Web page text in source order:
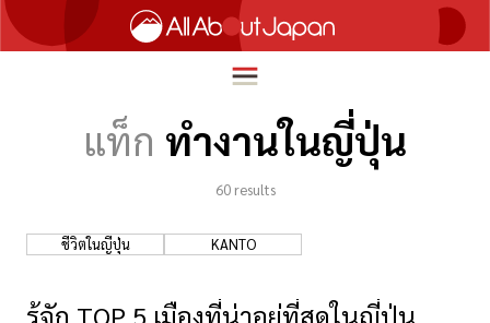
ท่องเที่ยว
แท็ก ทำงานในญี่ปุ่น
60 results
ชีวิตในญี่ปุ่น KANTO
รู้จัก TOP 5 เมืองที่น่าอยู่ที่สุดในญี่ปุ่น